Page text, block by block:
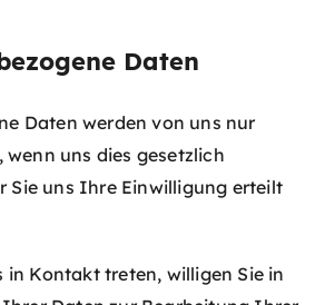
Daten
Daten werden von uns nur
uns dies gesetzlich
Sie uns Ihre Einwilligung erteilt
in Kontakt treten, willigen Sie in